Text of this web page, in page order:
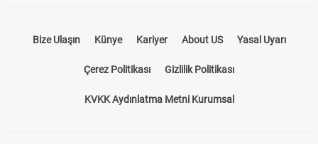
Bize Ulaşın Künye Kariyer About US Yasal Uyarı
Çerez Politikası Gizlilik Politikası
KVKK Aydınlatma Metni Kurumsal